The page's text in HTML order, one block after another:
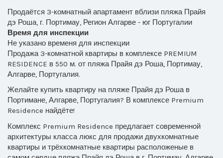
Продаётся 3-комнатный апартамент вблизи пляжа Прайя
дэ Роша, г. Портимау, Регион Алгарве - юг Португалии
Время для инспекции
Не указано временя для инспекции
Продажа 3-комнатной квартиры в комплексе PREMIUM
RESIDENCE в 550 м. от пляжа Прайя дэ Роша, Портимау,
Алгарве, Португалия.
Желайте купить квартиру на пляже Прайя дэ Роша в
Портимане, Алгарве, Португалия? В комплексе Premium
Residence найдёте!
Комплекс Premium Residence предлагает современной
архитектуры класса люкс для продажи двухкомнатные
квартиры и трёхкомнатные квартиры расположеные в